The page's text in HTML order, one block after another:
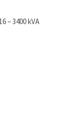
– 3400 kVA